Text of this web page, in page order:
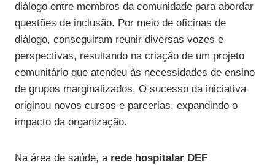
diálogo entre membros da comunidade para abordar
questões de inclusão. Por meio de oficinas de
diálogo, conseguiram reunir diversas vozes e
perspectivas, resultando na criação de um projeto
comunitário que atendeu às necessidades de ensino
de grupos marginalizados. O sucesso da iniciativa
originou novos cursos e parcerias, expandindo o
impacto da organização.
Na área de saúde, a rede hospitalar DEF